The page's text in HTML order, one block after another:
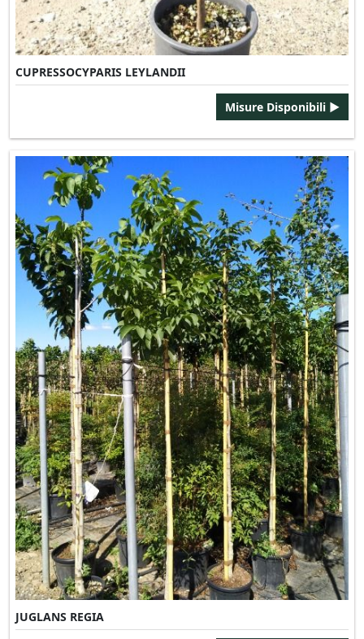
CUPRESSOCYPARIS LEYLANDII
Misure Disponibili ►
JUGLANS REGIA